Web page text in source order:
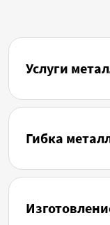
Услуги
Гибка